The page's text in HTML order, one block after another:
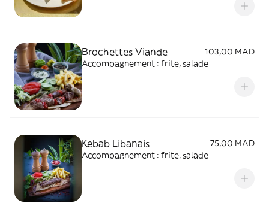
Brochettes Viande
103,00 MAD
Accompagnement : frite, salade
Kebab Libanais
75,00 MAD
Accompagnement : frite, salade